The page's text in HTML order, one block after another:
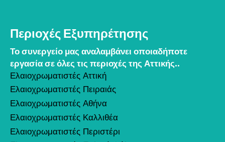
Περιοχές Εξυπηρέτησης
Το συνεργείο μας αναλαμβάνει οποιαδήποτε
εργασία σε όλες τις περιοχές της Αττικής..
Ελαιοχρωματιστές Αττική
Ελαιοχρωματιστές Πειραιάς
Ελαιοχρωματιστές Αθήνα
Ελαιοχρωματιστές Καλλιθέα
Ελαιοχρωματιστές Περιστέρι